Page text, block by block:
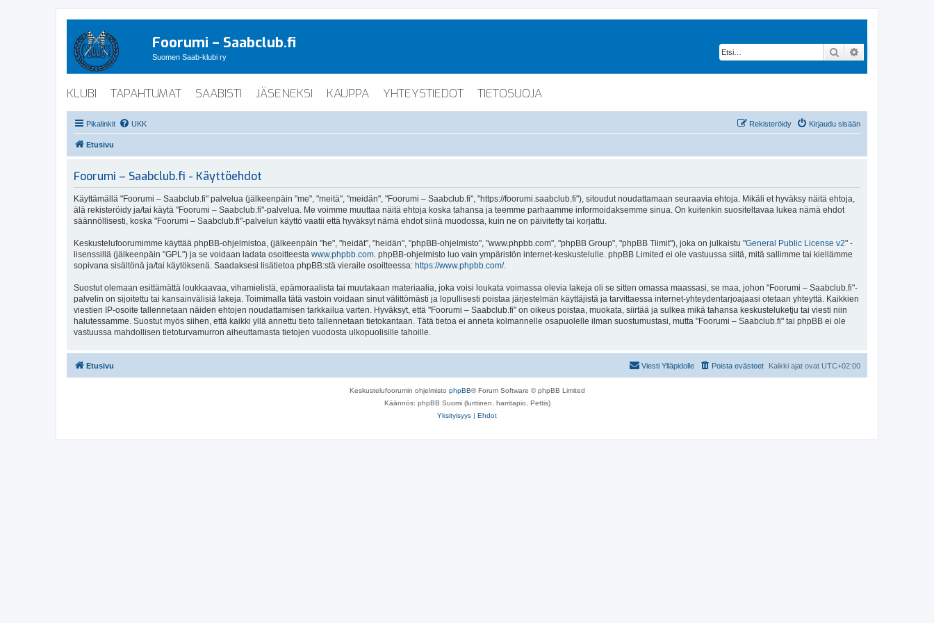
Foorumi – Saabclub.fi
Suomen Saab-klubi ry Etsi
KLUBI TAPAHTUMAT SAABISTI JÄSENEKSI KAUPPA YHTEYSTIEDOT TIETOSUOJA
Pikalinkit UKK Kirjaudu sisään
Rekisteröidy
Etusivu
Foorumi – Saabclub.fi - Käyttöehdot
Käyttämällä "Foorumi – Saabclub.fi" palvelua (jälkeenpäin "me", "meitä", "meidän", "Foorumi – Saabclub.fi", "https://foorumi.saabclub.fi"), sitoudut noudattamaan seuraavia ehtoja. Mikäli et hyväksy näitä ehtoja,
älä rekisteröidy ja/tai käytä "Foorumi – Saabclub.fi"-palvelua. Me voimme muuttaa näitä ehtoja koska tahansa ja teemme parhaamme informoidaksemme sinua. On kuitenkin suositeltavaa lukea nämä ehdot
säännöllisesti, koska "Foorumi – Saabclub.fi"-palvelun käyttö vaatii että hyväksyt nämä ehdot siinä muodossa, kuin ne on päivitetty tai korjattu.
Keskustelufoorumimme käyttää phpBB-ohjelmistoa, (jälkeenpäin "he", "heidät", "heidän", "phpBB-ohjelmisto", "www.phpbb.com", "phpBB Group", "phpBB Tiimit"), joka on julkaistu "General Public License v2" -
lisenssillä (jälkeenpäin "GPL") ja se voidaan ladata osoitteesta www.phpbb.com . phpBB-ohjelmisto luo vain ympäristön internet-keskustelulle. phpBB Limited ei ole vastuussa siitä, mitä sallimme tai kiellämme
sopivana sisältönä ja/tai käytöksenä. Saadaksesi lisätietoa phpBB:stä vieraile osoitteessa: https://www.phpbb.com/.
Suostut olemaan esittämättä loukkaavaa, vihamielistä, epämoraalista tai muutakaan materiaalia, joka voisi loukata voimassa olevia lakeja oli se sitten omassa maassasi, se maa, johon "Foorumi – Saabclub.fi"-
palvelin on sijoitettu tai kansainvälisiä lakeja. Toimimalla tätä vastoin voidaan sinut välittömästi ja lopullisesti poistaa järjestelmän käyttäjistä ja tarvittaessa internet-yhteydentarjoajaasi otetaan yhteyttä. Kaikkien
viestien IP-osoite tallennetaan näiden ehtojen noudattamisen tarkkailua varten. Hyväksyt, että "Foorumi – Saabclub.fi" on oikeus poistaa, muokata, siirtää ja sulkea mikä tahansa keskusteluketju tai viesti niin
halutessamme. Suostut myös siihen, että kaikki yllä annettu tieto tallennetaan tietokantaan. Tätä tietoa ei anneta kolmannelle osapuolelle ilman suostumustasi, mutta "Foorumi – Saabclub.fi" tai phpBB ei ole
vastuussa mahdollisen tietoturvamurron aiheuttamasta tietojen vuodosta ulkopuolisille tahoille.
Etusivu Kaikki ajat ovat UTC+02:00
Poista evästeet
Viesti Ylläpidolle
Keskustelufoorumin ohjelmisto phpBB® Forum Software © phpBB Limited
Käännös: phpBB Suomi (lurttinen, harritapio, Pettis)
Yksityisyys | Ehdot